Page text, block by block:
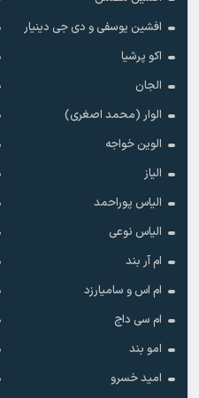
افشین یوسفی و دی جی دینیار
اکو پرشیا
الجان
الوار (محمد اصغری)
الوین خواجه
الیاز
الیاس پوراحمد
الیاس نوعی
ام آر بند
ام اس و سامیارزد
ام سی داج
امو بند
امید خسرو